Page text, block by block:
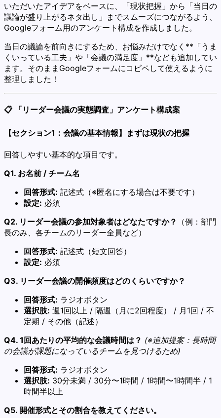
いただいたアイデアをベースに、「現状把握」から「当日の
議論が盛り上がるネタ出し」までスムーズにつながるよう、
Googleフォーム用のアンケート構成を作成しました。
当日の議論を前向きにするため、お悩みだけでなく**「うま
くいっている工夫」や「会議の満足度」**なども追加してい
ます。そのままGoogleフォームにコピペして使えるように
整理しました！
📋 「リーダー会議の実態調査」アンケート構成案
【セクション1：会議の基本情報】まずは現状の把握
回答しやすい基本的な項目です。
Q1. お名前 / チーム名
回答形式: 記述式（※匿名にする場合は不要です）
設定: 必須
Q2. リーダー会議の参加対象者はどなたですか？
（例：部門
長のみ、各チームのリーダー全員など）
回答形式: 記述式（短文回答）
設定: 必須
Q3. リーダー会議の開催頻度はどのくらいですか？
回答形式: ラジオボタン
選択肢: 週1回以上 / 隔週（月に2回程度） / 月1回 / 不
定期 / その他（記述）
Q4. 1回あたりの平均的な会議時間は？ (※追加提案：長時間
の会議が課題になっているチームを見つけるため)
回答形式: ラジオボタン
選択肢: 30分未満 / 30分〜1時間 / 1時間〜1時間半 / 1
時間半以上
Q5. 開催形式とその割合を教えてください。